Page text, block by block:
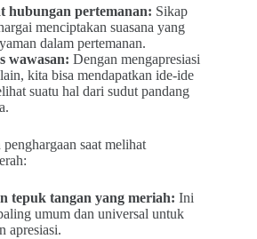
hubungan pertemanan: Sikap
menciptakan suasana yang
dalam pertemanan.
wawasan: Dengan mengapresiasi
kita bisa mendapatkan ide-ide
suatu hal dari sudut pandang
saat melihat
tepuk tangan yang meriah: Ini
umum dan universal untuk
apresiasi.